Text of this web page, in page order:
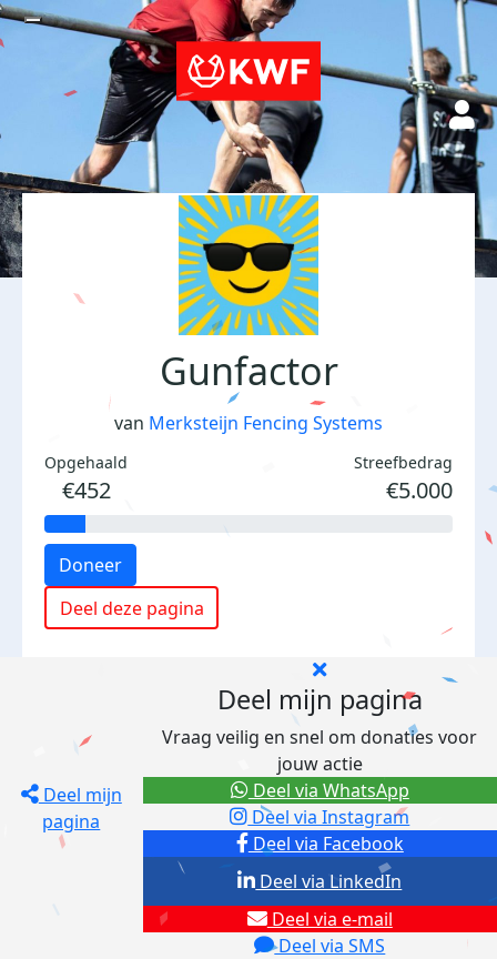
Gunfactor
van Merksteijn Fencing Systems
Opgehaald
€452
Streefbedrag
€5.000
Doneer
Deel deze pagina
Deel mijn
pagina
Deel mijn pagina
Vraag veilig en snel om donaties voor
jouw actie
Deel via Facebook
Deel via Instagram
Deel via e-mail
Deel via SMS
Deel via LinkedIn
Deel via WhatsApp